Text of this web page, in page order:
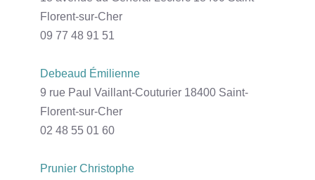
Florent-sur-Cher
09 77 48 91 51
Debeaud Émilienne
9 rue Paul Vaillant-Couturier 18400 Saint-
Florent-sur-Cher
02 48 55 01 60
Prunier Christophe